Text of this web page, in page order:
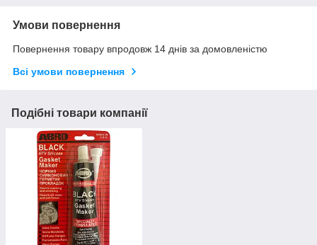
Умови повернення
Повернення товару впродовж 14 днів за домовленістю
Всі умови повернення
Подібні товари компанії